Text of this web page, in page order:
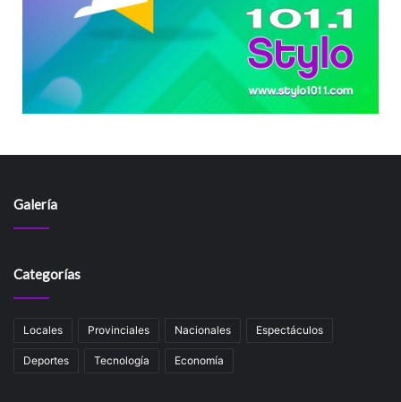
Galería
Categorías
Locales Provinciales Nacionales Espectáculos
Deportes Tecnología Economía